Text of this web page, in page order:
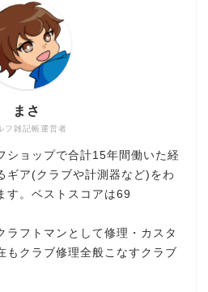
フ雑記帳運営者
まさ
ショップで合計15年間働いた経
ギア(クラブや計測器など)をわ
す。ベストスコアは69
ラフトマンとして修理・カスタ
もクラブ修理全般こなすクラブ